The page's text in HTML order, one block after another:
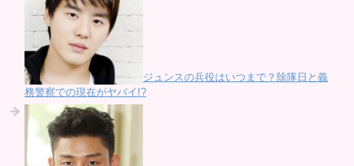
ジュンスの兵役はいつまで？除隊日と義
務警察での現在がヤバイ!?